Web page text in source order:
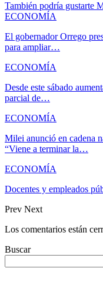
También podría gustarte
ECONOMÍA
El gobernador Orrego
para ampliar…
ECONOMÍA
Desde este sábado
parcial de…
ECONOMÍA
Milei anunció en cadena
“Viene a terminar la…
ECONOMÍA
Docentes y empleados
Prev Next
Los comentarios están
Buscar